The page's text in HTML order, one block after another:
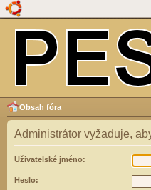
Obsah fóra
Administrátor vyžaduje,
Uživatelské jméno:
Heslo: